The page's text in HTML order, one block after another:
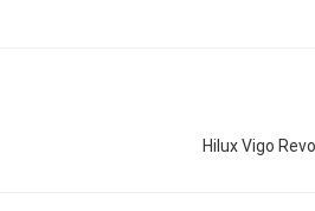
Hilux Vigo